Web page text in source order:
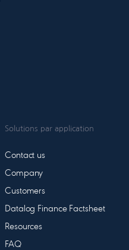
Solutions par application
Contact us
Company
Customers
Datalog Finance Factsheet
Resources
FAQ